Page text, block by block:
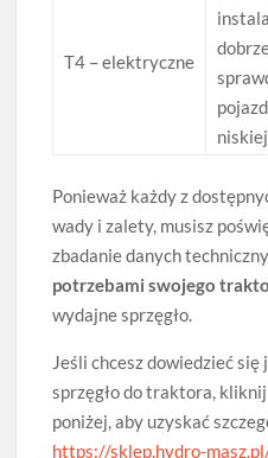
T4 – elektryczne
Ponieważ każdy z
wady i zalety, musisz
zbadanie danych
potrzebami swojego
wydajne sprzęgło.
Jeśli chcesz dowiedzieć
sprzęgło do traktora,
poniżej, aby uzyskać
https://sklep.hydro-